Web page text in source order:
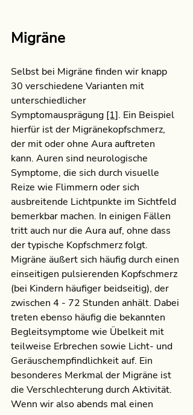
Migräne
Selbst bei Migräne finden wir knapp
30 verschiedene Varianten mit
unterschiedlicher
Symptomausprägung [1]. Ein Beispiel
hierfür ist der Migränekopfschmerz,
der mit oder ohne Aura auftreten
kann. Auren sind neurologische
Symptome, die sich durch visuelle
Reize wie Flimmern oder sich
ausbreitende Lichtpunkte im Sichtfeld
bemerkbar machen. In einigen Fällen
tritt auch nur die Aura auf, ohne dass
der typische Kopfschmerz folgt.
Migräne äußert sich häufig durch einen
einseitigen pulsierenden Kopfschmerz
(bei Kindern häufiger beidseitig), der
zwischen 4 - 72 Stunden anhält. Dabei
treten ebenso häufig die bekannten
Begleitsymptome wie Übelkeit mit
teilweise Erbrechen sowie Licht- und
Geräuschempfindlichkeit auf. Ein
besonderes Merkmal der Migräne ist
die Verschlechterung durch Aktivität.
Wenn wir also abends mal einen